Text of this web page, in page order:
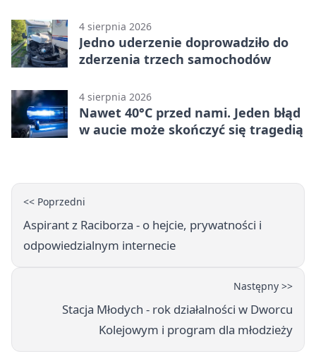
4 sierpnia 2026
Jedno uderzenie doprowadziło do
zderzenia trzech samochodów
4 sierpnia 2026
Nawet 40°C przed nami. Jeden błąd
w aucie może skończyć się tragedią
<< Poprzedni
Aspirant z Raciborza - o hejcie, prywatności i
odpowiedzialnym internecie
Następny >>
Stacja Młodych - rok działalności w Dworcu
Kolejowym i program dla młodzieży